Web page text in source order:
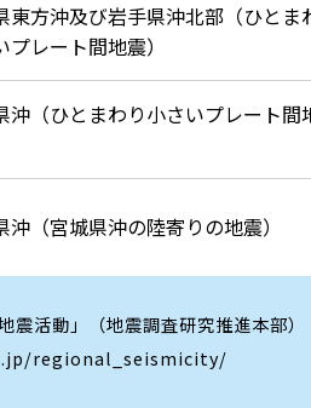
東方沖及び岩手県沖北部（ひとま
プレート間地震）
沖（ひとまわり小さいプレート間
沖（宮城県沖の陸寄りの地震）
震活動」（地震調査研究推進本部）
regional_seismicity/